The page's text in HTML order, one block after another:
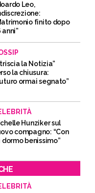
Leo,
finito dopo
anni”
la Notizia”
la chiusura:
ormai segnato”
Hunziker sul
compagno: “Con
dormo benissimo”